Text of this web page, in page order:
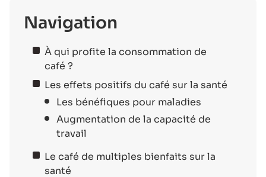
Navigation
À qui profite la consommation de
café ?
Les effets positifs du café sur la santé
Les bénéfiques pour maladies
Augmentation de la capacité de
travail
Le café de multiples bienfaits sur la
santé